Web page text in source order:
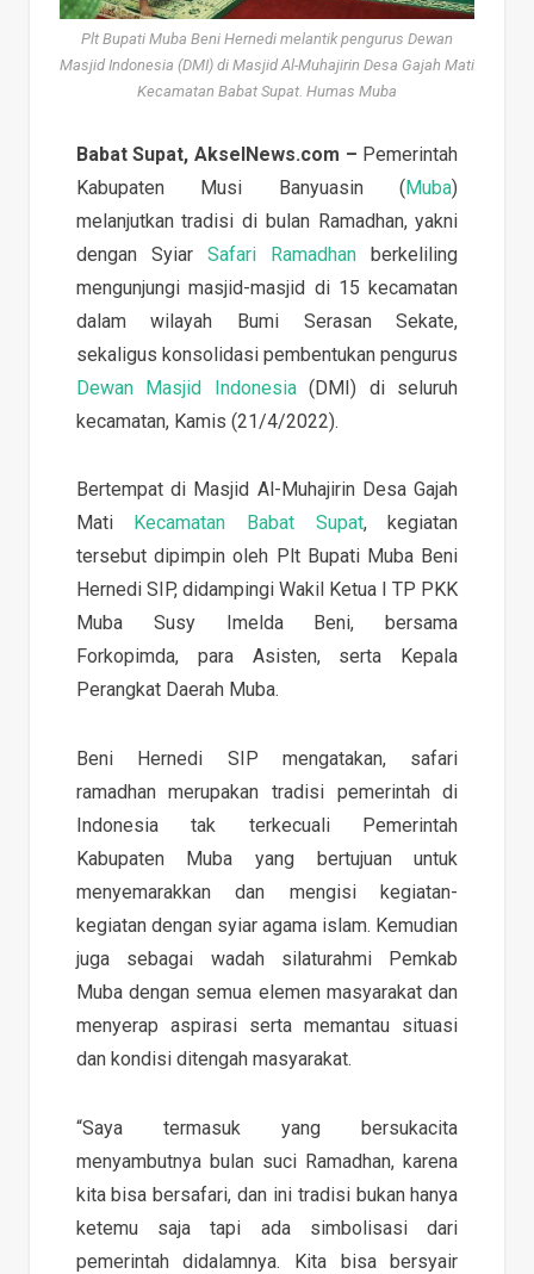
Plt Bupati Muba Beni Hernedi melantik pengurus Dewan
Masjid Indonesia (DMI) di Masjid Al-Muhajirin Desa Gajah Mati
Kecamatan Babat Supat. Humas Muba
Babat Supat, AkselNews.com – Pemerintah
Kabupaten Musi Banyuasin (Muba)
melanjutkan tradisi di bulan Ramadhan, yakni
dengan Syiar Safari Ramadhan berkeliling
mengunjungi masjid-masjid di 15 kecamatan
dalam wilayah Bumi Serasan Sekate,
sekaligus konsolidasi pembentukan pengurus
Dewan Masjid Indonesia(DMI) di seluruh
kecamatan, Kamis (21/4/2022).
Bertempat di Masjid Al-Muhajirin Desa Gajah
Mati
Kecamatan Babat Supat, kegiatan
tersebut dipimpin oleh Plt Bupati Muba Beni
Hernedi SIP, didampingi Wakil Ketua I TP PKK
Muba Susy Imelda Beni, bersama
Forkopimda, para Asisten, serta Kepala
Perangkat Daerah Muba.
Beni Hernedi SIP mengatakan, safari
ramadhan merupakan tradisi pemerintah di
Indonesia tak terkecuali Pemerintah
Kabupaten Muba yang bertujuan untuk
menyemarakkan dan mengisi kegiatan-
kegiatan dengan syiar agama islam. Kemudian
juga sebagai wadah silaturahmi Pemkab
Muba dengan semua elemen masyarakat dan
menyerap aspirasi serta memantau situasi
dan kondisi ditengah masyarakat.
“Saya termasuk yang bersukacita
menyambutnya bulan suci Ramadhan, karena
kita bisa bersafari, dan ini tradisi bukan hanya
ketemu saja tapi ada simbolisasi dari
pemerintah didalamnya. Kita bisa bersyair